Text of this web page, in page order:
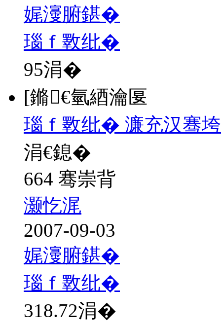
娓濅腑鍖�
瑙ｆ斁纰�
95涓�
[鏅€氫綇瀹匽
瑙ｆ斁纰� 濂充汉骞
涓€鎴�
664 骞崇背
灏忔浘
2007-09-03
娓濅腑鍖�
瑙ｆ斁纰�
318.72涓�